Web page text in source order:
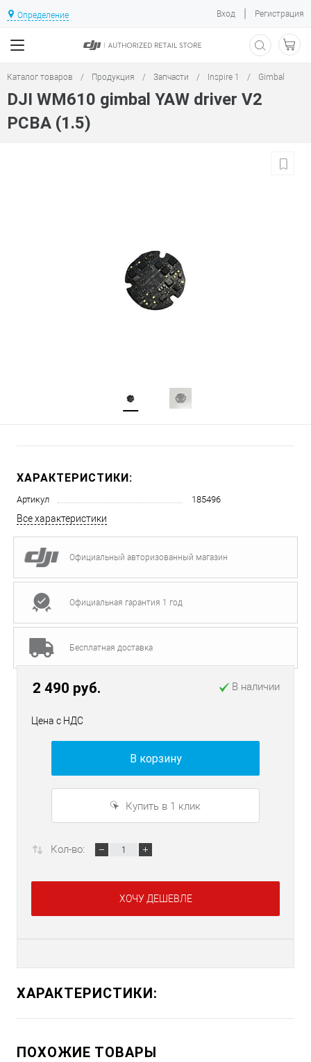
Определение Вход | Регистрация
Каталог товаров / Продукция / Запчасти / Inspire 1 / Gimbal
DJI WM610 gimbal YAW driver V2
PCBA (1.5)
ХАРАКТЕРИСТИКИ:
Артикул 185496
Все характеристики
Официальный авторизованный магазин
Официальная гарантия 1 год
Бесплатная доставка
2 490 руб. В наличии
Цена с НДС
В корзину
Купить в 1 клик
Кол-во:
ХОЧУ ДЕШЕВЛЕ
ХАРАКТЕРИСТИКИ:
ПОХОЖИЕ ТОВАРЫ